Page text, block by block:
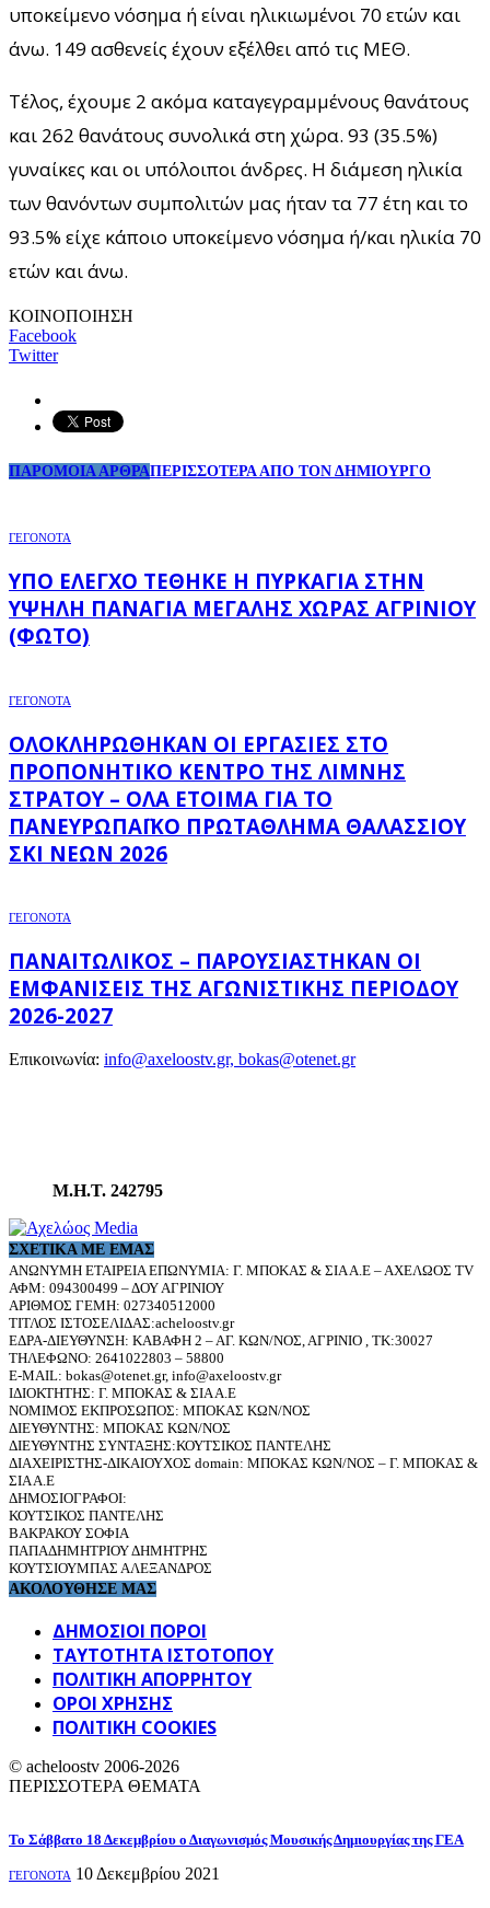
υποκείμενο νόσημα ή είναι ηλικιωμένοι 70 ετών και
άνω. 149 ασθενείς έχουν εξέλθει από τις ΜΕΘ.
Τέλος, έχουμε 2 ακόμα καταγεγραμμένους θανάτους
και 262 θανάτους συνολικά στη χώρα. 93 (35.5%)
γυναίκες και οι υπόλοιποι άνδρες. Η διάμεση ηλικία
των θανόντων συμπολιτών μας ήταν τα 77 έτη και το
93.5% είχε κάποιο υποκείμενο νόσημα ή/και ηλικία 70
ετών και άνω.
ΚΟΙΝΟΠΟΙΗΣΗ
Facebook
Twitter
ΠΑΡΟΜΟΙΑ ΑΡΘΡΑΠΕΡΙΣΣΟΤΕΡΑ ΑΠΟ ΤΟΝ ΔΗΜΙΟΥΡΓΟ
ΓΕΓΟΝΟΤΑ
ΥΠΌ ΈΛΕΓΧΟ ΤΈΘΗΚΕ Η ΠΥΡΚΑΓΙΆ ΣΤΗΝ
ΥΨΗΛΉ ΠΑΝΑΓΙΆ ΜΕΓΆΛΗΣ ΧΏΡΑΣ ΑΓΡΙΝΊΟΥ
(ΦΩΤΌ)
ΓΕΓΟΝΟΤΑ
ΟΛΟΚΛΗΡΏΘΗΚΑΝ ΟΙ ΕΡΓΑΣΊΕΣ ΣΤΟ
ΠΡΟΠΟΝΗΤΙΚΌ ΚΈΝΤΡΟ ΤΗΣ ΛΊΜΝΗΣ
ΣΤΡΆΤΟΥ – ΌΛΑ ΈΤΟΙΜΑ ΓΙΑ ΤΟ
ΠΑΝΕΥΡΩΠΑΪΚΌ ΠΡΩΤΆΘΛΗΜΑ ΘΑΛΆΣΣΙΟΥ
ΣΚΙ ΝΈΩΝ 2026
ΓΕΓΟΝΟΤΑ
ΠΑΝΑΙΤΩΛΙΚΌΣ – ΠΑΡΟΥΣΙΆΣΤΗΚΑΝ ΟΙ
ΕΜΦΑΝΊΣΕΙΣ ΤΗΣ ΑΓΩΝΙΣΤΙΚΉΣ ΠΕΡΙΌΔΟΥ
2026-2027
Επικοινωνία: info@axeloostv.gr, bokas@otenet.gr
Μ.Η.Τ. 242795
ΣΧΕΤΙΚΆ ΜΕ ΕΜΆΣ
ΑΝΩΝΥΜΗ ΕΤΑΙΡΕΙΑ ΕΠΩΝΥΜΙΑ: Γ. ΜΠΟΚΑΣ & ΣΙΑ Α.Ε – ΑΧΕΛΩΟΣ TV
ΑΦΜ: 094300499 – ΔΟΥ ΑΓΡΙΝΙΟΥ
ΑΡΙΘΜΟΣ ΓΕΜΗ: 027340512000
ΤΙΤΛΟΣ ΙΣΤΟΣΕΛΙΔΑΣ:acheloostv.gr
ΕΔΡΑ-ΔΙΕΥΘΥΝΣΗ: ΚΑΒΑΦΗ 2 – ΑΓ. ΚΩΝ/ΝΟΣ, ΑΓΡΙΝΙΟ , ΤΚ:30027
ΤΗΛΕΦΩΝΟ: 2641022803 – 58800
E-MAIL: bokas@otenet.gr, info@axeloostv.gr
ΙΔΙΟΚΤΗΤΗΣ: Γ. ΜΠΟΚΑΣ & ΣΙΑ Α.Ε
ΝΟΜΙΜΟΣ ΕΚΠΡΟΣΩΠΟΣ: ΜΠΟΚΑΣ ΚΩΝ/ΝΟΣ
ΔΙΕΥΘΥΝΤΗΣ: ΜΠΟΚΑΣ ΚΩΝ/ΝΟΣ
ΔΙΕΥΘΥΝΤΗΣ ΣΥΝΤΑΞΗΣ:ΚΟΥΤΣΙΚΟΣ ΠΑΝΤΕΛΗΣ
ΔΙΑΧΕΙΡΙΣΤΗΣ-ΔΙΚΑΙΟΥΧΟΣ domain: ΜΠΟΚΑΣ ΚΩΝ/ΝΟΣ – Γ. ΜΠΟΚΑΣ &
ΣΙΑ Α.Ε
ΔΗΜΟΣΙΟΓΡΑΦΟΙ:
ΚΟΥΤΣΙΚΟΣ ΠΑΝΤΕΛΗΣ
ΒΑΚΡΑΚΟΥ ΣΟΦΙΑ
ΠΑΠΑΔΗΜΗΤΡΙΟΥ ΔΗΜΗΤΡΗΣ
ΚΟΥΤΣΙΟΥΜΠΑΣ ΑΛΕΞΑΝΔΡΟΣ
ΑΚΟΛΟΥΘΗΣΕ ΜΑΣ
ΔΗΜΟΣΙΟΙ ΠΟΡΟΙ
ΤΑΥΤΌΤΗΤΑ ΙΣΤΌΤΟΠΟΥ
ΠΟΛΙΤΙΚΉ ΑΠΟΡΡΉΤΟΥ
ΌΡΟΙ ΧΡΉΣΗΣ
ΠΟΛΙΤΙΚΗ COOKIES
© acheloostv 2006-2026
ΠΕΡΙΣΣΟΤΕΡΑ ΘΕΜΑΤΑ
Το Σάββατο 18 Δεκεμβρίου ο Διαγωνισμός Μουσικής Δημιουργίας της ΓΕΑ
ΓΕΓΟΝΟΤΑ 10 Δεκεμβρίου 2021